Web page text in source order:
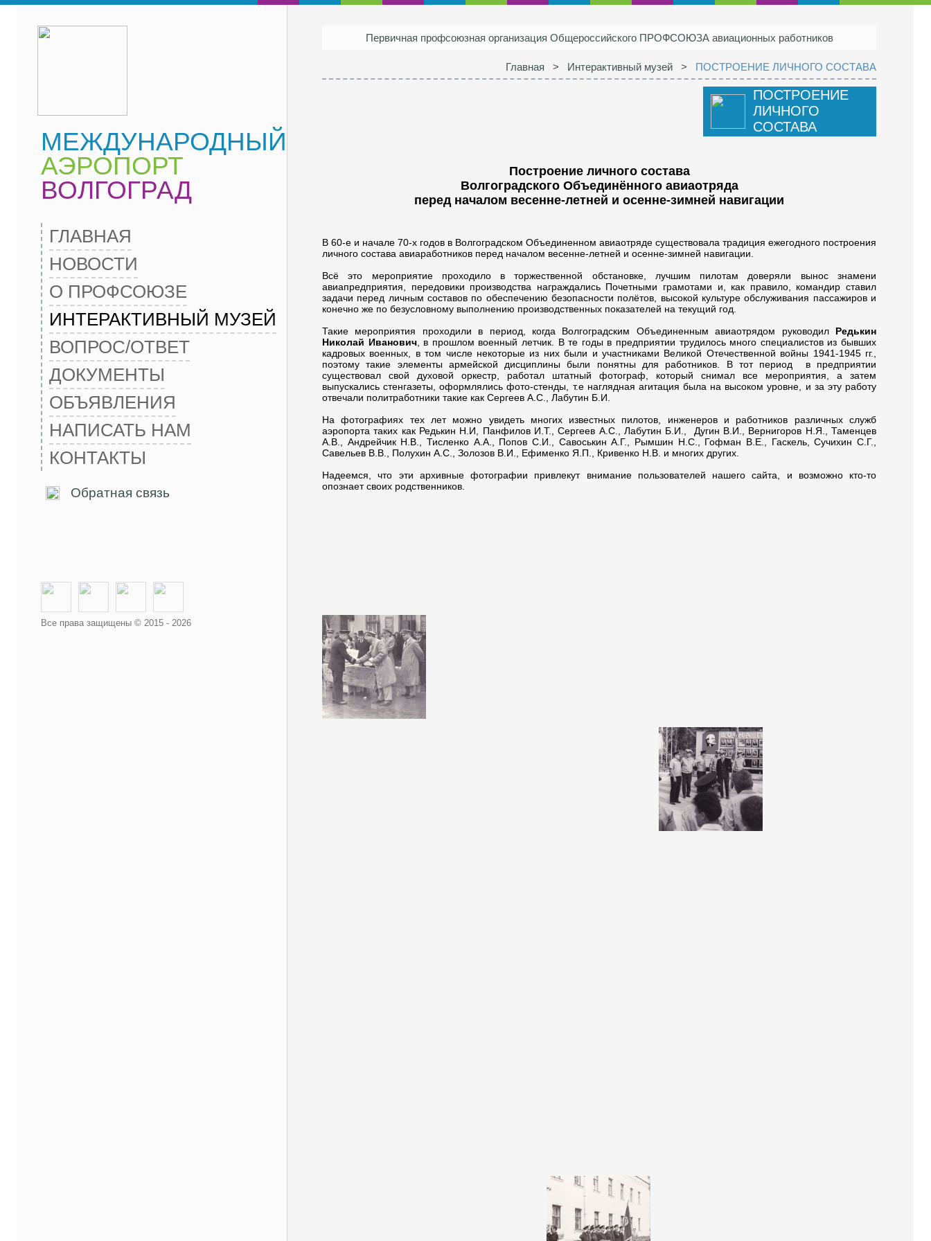
МЕЖДУНАРОДНЫЙ
АЭРОПОРТ
ВОЛГОГРАД
ГЛАВНАЯ
НОВОСТИ
О ПРОФСОЮЗЕ
ИНТЕРАКТИВНЫЙ МУЗЕЙ
ВОПРОС/ОТВЕТ
ДОКУМЕНТЫ
ОБЪЯВЛЕНИЯ
НАПИСАТЬ НАМ
КОНТАКТЫ
Обратная связь
Все права защищены © 2015 - 2026
Первичная профсоюзная организация Общероссийского ПРОФСОЮЗА авиационных работников
Главная > Интерактивный музей > ПОСТРОЕНИЕ ЛИЧНОГО СОСТАВА
ПОСТРОЕНИЕ
ЛИЧНОГО
СОСТАВА
Построение личного состава
Волгоградского Объединённого авиаотряда
перед началом весенне-летней и осенне-зимней навигации
В 60-е и начале 70-х годов в Волгоградском Объединенном авиаотряде существовала традиция ежегодного построения
личного состава авиаработников перед началом весенне-летней и осенне-зимней навигации.
Всё это мероприятие проходило в торжественной обстановке, лучшим пилотам доверяли вынос знамени
авиапредприятия, передовики производства награждались Почетными грамотами и, как правило, командир ставил
задачи перед личным составов по обеспечению безопасности полётов, высокой культуре обслуживания пассажиров и
конечно же по безусловному выполнению производственных показателей на текущий год.
Такие мероприятия проходили в период, когда Волгоградским Объединенным авиаотрядом руководил Редькин
Николай Иванович, в прошлом военный летчик. В те годы в предприятии трудилось много специалистов из бывших
кадровых военных, в том числе некоторые из них были и участниками Великой Отечественной войны 1941-1945 гг.,
поэтому такие элементы армейской дисциплины были понятны для работников. В тот период в предприятии
существовал свой духовой оркестр, работал штатный фотограф, который снимал все мероприятия, а затем
выпускались стенгазеты, оформлялись фото-стенды, т.е наглядная агитация была на высоком уровне, и за эту работу
отвечали политработники такие как Сергеев А.С., Лабутин Б.И.
На фотографиях тех лет можно увидеть многих известных пилотов, инженеров и работников различных служб
аэропорта таких как Редькин Н.И, Панфилов И.Т., Сергеев А.С., Лабутин Б.И., Дугин В.И., Вернигоров Н.Я., Таменцев
А.В., Андрейчик Н.В., Тисленко А.А., Попов С.И., Савоськин А.Г., Рымшин Н.С., Гофман В.Е., Гаскель, Сучихин С.Г.,
Савельев В.В., Полухин А.С., Золозов В.И., Ефименко Я.П., Кривенко Н.В. и многих других.
Надеемся, что эти архивные фотографии привлекут внимание пользователей нашего сайта, и возможно кто-то
опознает своих родственников.